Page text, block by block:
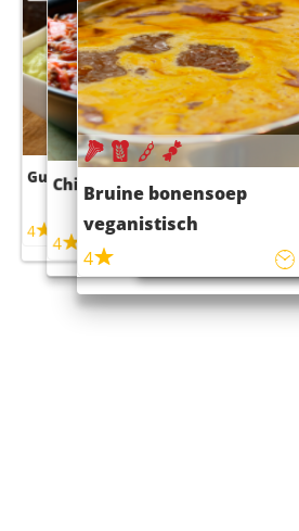
Guacamole
4
Chili con carne
4 45m
Bruine bonensoep
veganistisch
4
Sushi rijstsalade
maaltijdsalade
4